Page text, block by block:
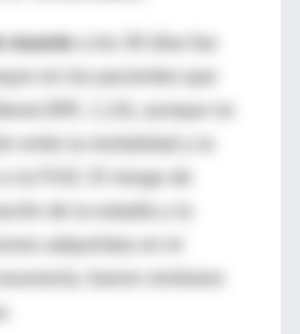
muerte
en los pacientes que
(RR, 1,14), aunque no
la FiO2. El riesgo de
de la estadía y la